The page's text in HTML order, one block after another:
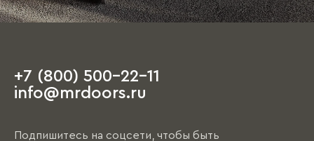
+7 (800) 500-22-11
info@mrdoors.ru
Подпишитесь на соцсети, чтобы быть